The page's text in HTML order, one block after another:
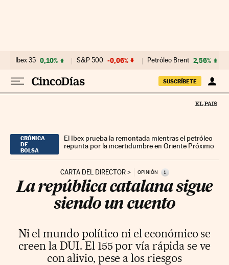
Ibex 35 0,10% S&P 500 -0,06% Petróleo Brent 2,56%
SUSCRÍBETE
CRÓNICA
DE
BOLSA
El Ibex prueba la remontada mientras el petróleo
repunta por la incertidumbre en Oriente Próximo
CARTA DEL DIRECTOR OPINIÓN i
La república catalana sigue
siendo un cuento
Ni el mundo político ni el económico se
creen la DUI. El 155 por vía rápida se ve
con alivio, pese a los riesgos